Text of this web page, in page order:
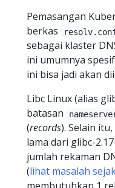
Pemasangan
berkas
sebagai klaster
ini umumnya
ini bisa jadi akan
Libc Linux (alias
batasan
(records). Selain
lama dari glibc-
jumlah rekaman
(lihat masalah